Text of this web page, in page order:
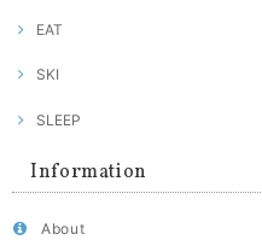
EAT
SKI
SLEEP
Information
About